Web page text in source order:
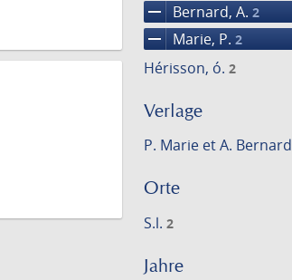
remove Bernard, A. 2
remove Marie, P. 2
Hérisson, ó. 2
Verlage
P. Marie et A. Bernard
Orte
S.l. 2
Jahre